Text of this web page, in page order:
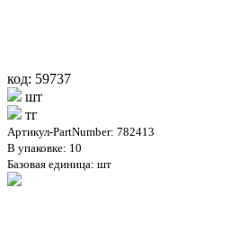
код: 59737
шт
тг
Артикул-PartNumber: 782413
В упаковке: 10
Базовая единица: шт